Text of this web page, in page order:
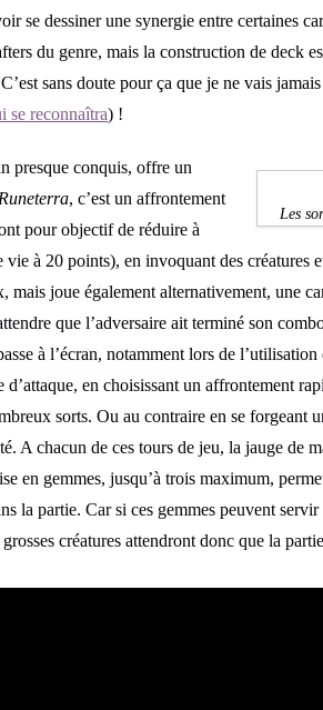
se dessiner une synergie entre certaines
du genre, mais la construction de deck
sans doute pour ça que je ne vais
se reconnaîtra) !
Les
presque conquis, offre un
, c’est un affrontement
pour objectif de réduire à
à 20 points), en invoquant des créatures
mais joue également alternativement, une
que l’adversaire ait terminé son
à l’écran, notamment lors de
en choisissant un affrontement
sorts. Ou au contraire en se forgeant
A chacun de ces tours de jeu, la jauge de
en gemmes, jusqu’à trois maximum,
la partie. Car si ces gemmes peuvent
créatures attendront donc que la